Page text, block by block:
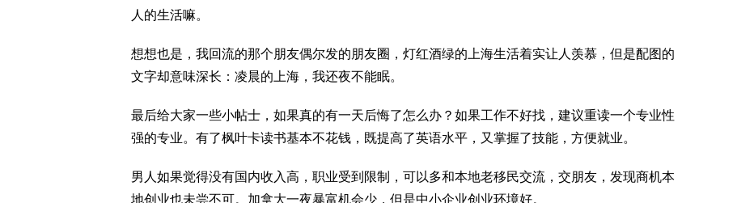
人的生活嘛。
想想也是，我回流的那个朋友偶尔发的朋友圈，灯红酒绿的上海生活着实让人羡慕，但是配图的
文字却意味深长：凌晨的上海，我还夜不能眠。
最后给大家一些小帖士，如果真的有一天后悔了怎么办？如果工作不好找，建议重读一个专业性
强的专业。有了枫叶卡读书基本不花钱，既提高了英语水平，又掌握了技能，方便就业。
男人如果觉得没有国内收入高，职业受到限制，可以多和本地老移民交流，交朋友，发现商机本
地创业也未尝不可。加拿大一夜暴富机会少，但是中小企业创业环境好。